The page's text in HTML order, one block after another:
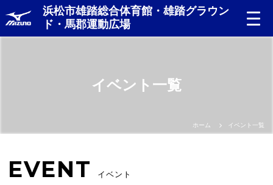
浜松市雄踏総合体育館・雄踏グラウン
ド・馬郡運動広場
イベント一覧
ホーム イベント一覧
EVENT イベント